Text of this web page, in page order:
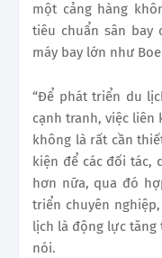
một cảng hàng
tiêu chuẩn sân bay
máy bay lớn như
“Để phát triển du
cạnh tranh, việc liên
không là rất cần
kiện để các đối tác,
hơn nữa, qua đó
triển chuyên
lịch là động lực tăng
nói.